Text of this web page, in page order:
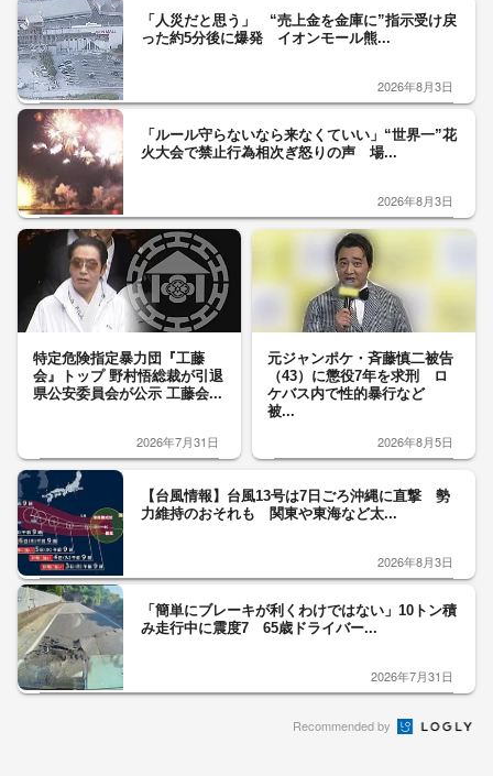
「人災だと思う」 “売上金を金庫に”指示受け戻
った約5分後に爆発 イオンモール熊...
2026年8月3日
「ルール守らないなら来なくていい」“世界一”花
火大会で禁止行為相次ぎ怒りの声 場...
2026年8月3日
特定危険指定暴力団『工藤
会』トップ 野村悟総裁が引退
県公安委員会が公示 工藤会...
2026年7月31日
元ジャンポケ・斉藤慎二被告
（43）に懲役7年を求刑 ロ
ケバス内で性的暴行など
被...
2026年8月5日
【台風情報】台風13号は7日ごろ沖縄に直撃 勢
力維持のおそれも 関東や東海など太...
2026年8月3日
「簡単にブレーキが利くわけではない」10トン積
み走行中に震度7 65歳ドライバー...
2026年7月31日
Recommended by